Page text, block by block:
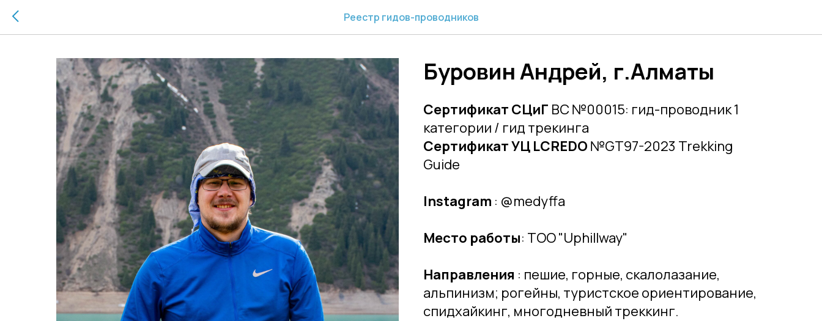
Реестр гидов-проводников
Буровин Андрей, г.Алматы
Сертификат СЦиГ ВС №00015: гид-проводник 1
категории / гид трекинга
Сертификат УЦ LCREDO №GT97-2023 Trekking
Guide
Instagram : @medyffa
Место работы: TOO "Uphillway"
Направления : пешие, горные, скалолазание,
альпинизм; рогейны, туристское ориентирование,
спидхайкинг, многодневный треккинг.